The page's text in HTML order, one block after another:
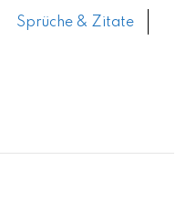
Sprüche & Zitate